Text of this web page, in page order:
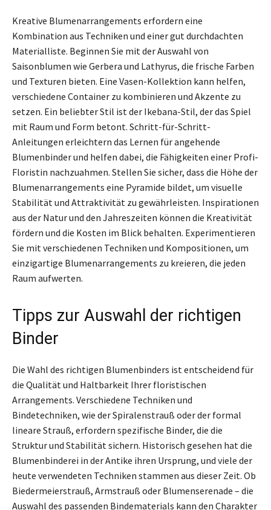
Kreative Blumenarrangements erfordern eine
Kombination aus Techniken und einer gut durchdachten
Materialliste. Beginnen Sie mit der Auswahl von
Saisonblumen wie Gerbera und Lathyrus, die frische Farben
und Texturen bieten. Eine Vasen-Kollektion kann helfen,
verschiedene Container zu kombinieren und Akzente zu
setzen. Ein beliebter Stil ist der Ikebana-Stil, der das Spiel
mit Raum und Form betont. Schritt-für-Schritt-
Anleitungen erleichtern das Lernen für angehende
Blumenbinder und helfen dabei, die Fähigkeiten einer Profi-
Floristin nachzuahmen. Stellen Sie sicher, dass die Höhe der
Blumenarrangements eine Pyramide bildet, um visuelle
Stabilität und Attraktivität zu gewährleisten. Inspirationen
aus der Natur und den Jahreszeiten können die Kreativität
fördern und die Kosten im Blick behalten. Experimentieren
Sie mit verschiedenen Techniken und Kompositionen, um
einzigartige Blumenarrangements zu kreieren, die jeden
Raum aufwerten.
Tipps zur Auswahl der richtigen
Binder
Die Wahl des richtigen Blumenbinders ist entscheidend für
die Qualität und Haltbarkeit Ihrer floristischen
Arrangements. Verschiedene Techniken und
Bindetechniken, wie der Spiralenstrauß oder der formal
lineare Strauß, erfordern spezifische Binder, die die
Struktur und Stabilität sichern. Historisch gesehen hat die
Blumenbinderei in der Antike ihren Ursprung, und viele der
heute verwendeten Techniken stammen aus dieser Zeit. Ob
Biedermeierstrauß, Armstrauß oder Blumenserenade – die
Auswahl des passenden Bindematerials kann den Charakter